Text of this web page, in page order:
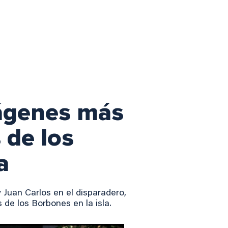
más
los
Carlos en el disparadero,
los Borbones en la isla.